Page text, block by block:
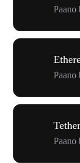
Tether